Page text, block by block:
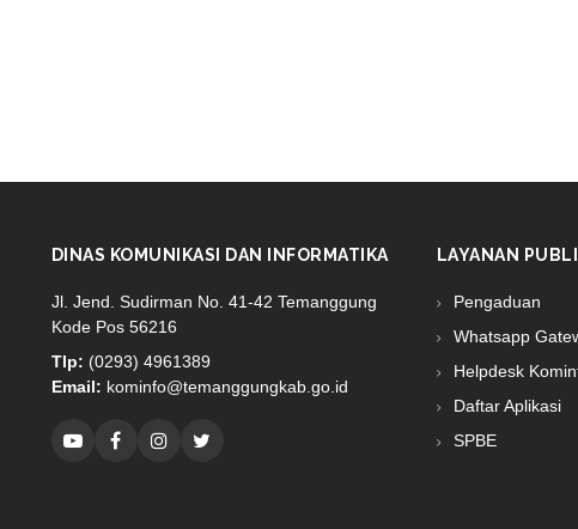
DINAS KOMUNIKASI DAN INFORMATIKA
Jl. Jend. Sudirman No. 41-42 Temanggung
Kode Pos 56216
Tlp: (0293) 4961389
Email: kominfo@temanggungkab.go.id
LAYANAN
Pengaduan
Whatsapp
Helpdesk
Daftar Aplikasi
SPBE